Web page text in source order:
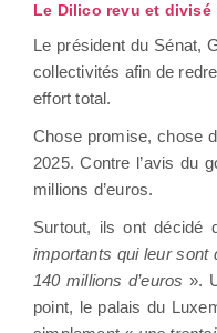
Le Dilico revu et divisé
Le président du Sénat,
collectivités afin de
effort total.
Chose promise, chose
2025. Contre l’avis du
millions d’euros.
Surtout, ils ont décidé
importants qui leur sont
140 millions d’euros ».
point, le palais du